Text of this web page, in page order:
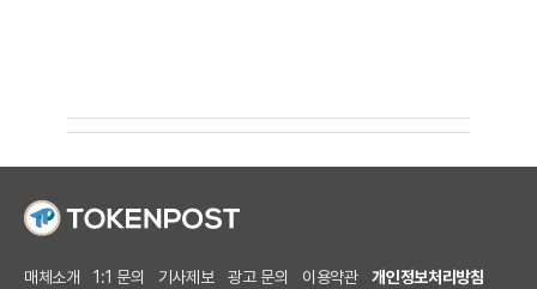
매체소개 1:1 문의 기사제보 광고 문의 이용약관
개인정보처리방침